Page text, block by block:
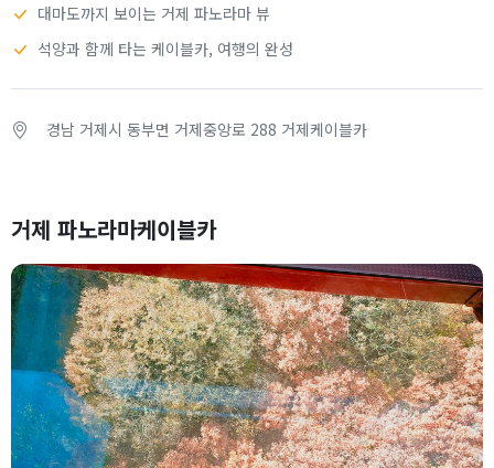
거제 파노라마케이블카
대마도까지 보이는 거제 파노라마 뷰
석양과 함께 타는 케이블카, 여행의 완성
경남 거제시 동부면 거제중앙로 288 거제케이블카